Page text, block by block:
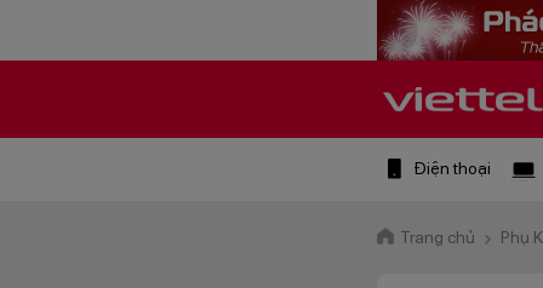
Điện thoại
Trang chủ Phụ